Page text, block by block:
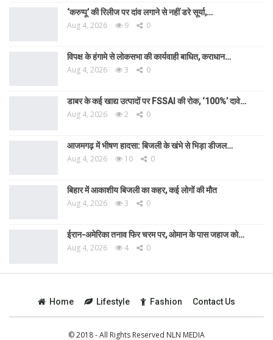
‘करुप्पू’ की रिलीज पर दांव लगाने से नहीं डरे सूर्या,…
Aug 4, 2026 9 0
विपक्ष के हंगामे से लोकसभा की कार्यवाही बाधित, कराधान…
Aug 4, 2026 3 0
डाबर के कई खाद्य उत्पादों पर FSSAI की रोक, ‘100%’ दावे…
Aug 4, 2026 2 0
आजमगढ़ में भीषण हादसा: बिजली के खंभे से भिड़ा डीजल…
Aug 4, 2026 10 0
बिहार में आकाशीय बिजली का कहर, कई लोगों की मौत
Aug 4, 2026 3 0
ईरान-अमेरिका तनाव फिर चरम पर, ओमान के पास जहाज को…
Aug 4, 2026 4 0
Home Lifestyle Fashion Contact Us
© 2018 - All Rights Reserved NLN MEDIA